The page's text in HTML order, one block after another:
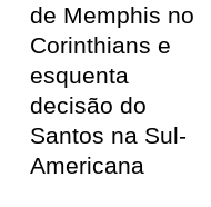
de Memphis no
Corinthians e
esquenta
decisão do
Santos na Sul-
Americana